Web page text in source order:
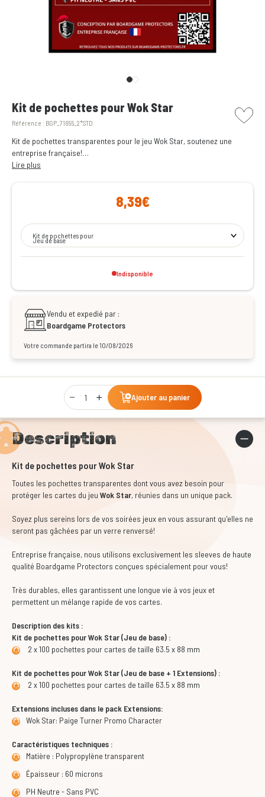
Kit de pochettes pour Wok Star
Référence : BGP_71655_2*STD
picto
Kit de pochettes transparentes pour le jeu Wok Star, soutenez une
entreprise française!
Soyez plus sereins lors de vos soirées jeux en vous assurant qu'elles ne
seront pas gâchées par un verre renversé!
Lire plus
8,39€
Kit de pochettes pour
Jeu de base
Indisponible
Vendu et expedié par :
Boardgame Protectors
Votre commande partira le 10/08/2026
Qty
Ajouter au panier
Description
Kit de pochettes pour Wok Star
Toutes les pochettes transparentes dont vous avez besoin pour
protéger les cartes du jeu Wok Star, réunies dans un unique pack.
Soyez plus sereins lors de vos soirées jeux en vous assurant qu'elles ne
seront pas gâchées par un verre renversé!
Entreprise française, nous utilisons exclusivement les sleeves de haute
qualité Boardgame Protectors conçues spécialement pour vous!
Très durables, elles garantissent une longue vie à vos jeux et
permettent un mélange rapide de vos cartes.
Description des kits :
Kit de pochettes pour Wok Star (Jeu de base) :
2 x 100 pochettes pour cartes de taille 63.5 x 88 mm
Kit de pochettes pour Wok Star (Jeu de base + 1 Extensions) :
2 x 100 pochettes pour cartes de taille 63.5 x 88 mm
Extensions incluses dans le pack Extensions:
Wok Star: Paige Turner Promo Character
Caractéristiques techniques :
Matière : Polypropylène transparent
Épaisseur : 60 microns
PH Neutre - Sans PVC